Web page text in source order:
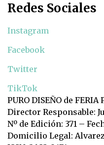
Redes Sociales
Instagram
Facebook
Twitter
TikTok
PURO DISEÑO de FERIA
Director Responsable:
Nº de Edición: 371 –
Domicilio Legal: Alvarez